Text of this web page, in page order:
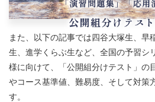
また、以下の記事では四谷大塚生、早
生、進学くらぶ生など、全国の予習シ
様に向けて、「公開組分けテスト」の
やコース基準値、難易度、そして対策
す。